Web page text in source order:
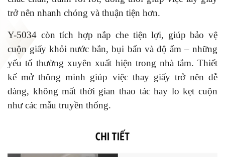
trở nên nhanh chóng và thuận tiện hơn.
Y-5034 còn tích hợp nắp che tiện lợi, giúp bảo vệ
cuộn giấy khỏi nước bắn, bụi bẩn và độ ẩm – những
yếu tố thường xuyên xuất hiện trong nhà tắm. Thiết
kế mở thông minh giúp việc thay giấy trở nên dễ
dàng, không mất thời gian thao tác hay lo kẹt cuộn
như các mẫu truyền thống.